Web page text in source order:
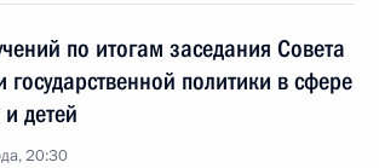
по итогам заседания Совета
государственной политики в сфере
детей
20:30